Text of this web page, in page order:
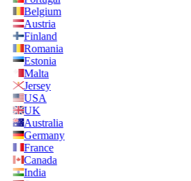
Belgium
Austria
Finland
Romania
Estonia
Malta
Jersey
USA
UK
Australia
Germany
France
Canada
India